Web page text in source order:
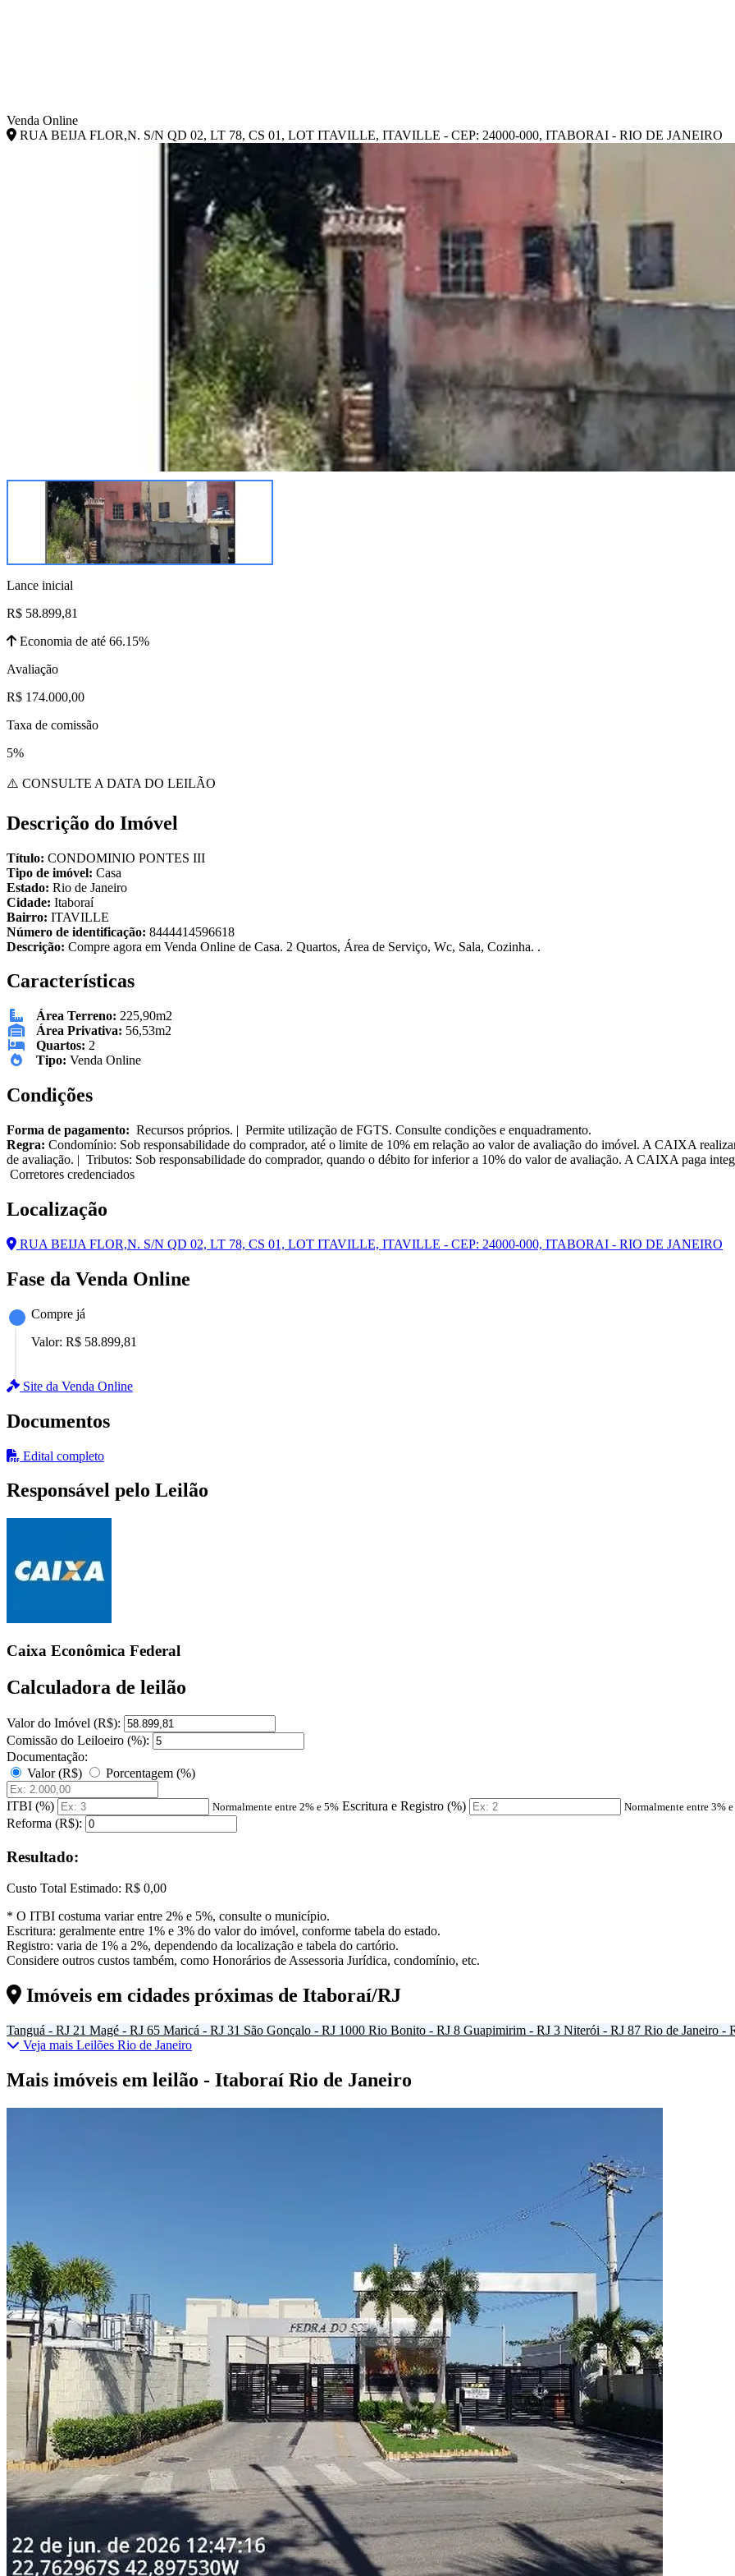
Venda Online
RUA BEIJA FLOR,N. S/N QD 02, LT 78, CS 01, LOT ITAVILLE, ITAVILLE - CEP: 24000-000, ITABORAI - RIO DE JANEIRO
Lance inicial
R$ 58.899,81
Economia de até 66.15%
Avaliação
R$ 174.000,00
Taxa de comissão
5%
⚠️ CONSULTE A DATA DO LEILÃO
Descrição do Imóvel
Título: CONDOMINIO PONTES III
Tipo de imóvel: Casa
Estado: Rio de Janeiro
Cidade: Itaboraí
Bairro: ITAVILLE
Número de identificação: 8444414596618
Descrição: Compre agora em Venda Online de Casa. 2 Quartos, Área de Serviço, Wc, Sala, Cozinha. .
Características
Área Terreno: 225,90m2
Área Privativa: 56,53m2
Quartos: 2
Tipo: Venda Online
Condições
Forma de pagamento: Recursos próprios. | Permite utilização de FGTS. Consulte condições e enquadramento.
Regra: Condomínio: Sob responsabilidade do comprador, até o limite de 10% em relação ao valor de avaliação do imóvel. A CAIXA
de avaliação. | Tributos: Sob responsabilidade do comprador, quando o débito for inferior a 10% do valor de avaliação. A CAIXA paga
Corretores credenciados
Localização
RUA BEIJA FLOR,N. S/N QD 02, LT 78, CS 01, LOT ITAVILLE, ITAVILLE - CEP: 24000-000, ITABORAI - RIO DE JANEIRO
Fase da Venda Online
Compre já
Valor: R$ 58.899,81
Site da Venda Online
Documentos
Edital completo
Responsável pelo Leilão
Caixa Econômica Federal
Calculadora de leilão
Valor do Imóvel (R$):
Comissão do Leiloeiro (%):
Documentação:
Valor (R$)
Porcentagem (%)
ITBI (%) Normalmente entre 2% e 5% Escritura e Registro (%) Normalmente entre 3%
Reforma (R$):
Resultado:
Custo Total Estimado: R$ 0,00
* O ITBI costuma variar entre 2% e 5%, consulte o município.
Escritura: geralmente entre 1% e 3% do valor do imóvel, conforme tabela do estado.
Registro: varia de 1% a 2%, dependendo da localização e tabela do cartório.
Considere outros custos também, como Honorários de Assessoria Jurídica, condomínio, etc.
Imóveis em cidades próximas de Itaboraí/RJ
Tanguá - RJ 21 Magé - RJ 65 Maricá - RJ 31 São Gonçalo - RJ 1000 Rio Bonito - RJ 8 Guapimirim - RJ 3 Niterói - RJ 87 Rio de Janeiro -
Veja mais Leilões Rio de Janeiro
Mais imóveis em leilão - Itaboraí Rio de Janeiro